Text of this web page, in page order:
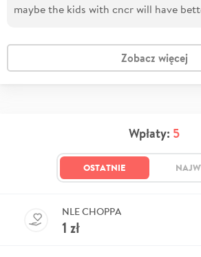
maybe the kids with cncr will have
Zobacz więcej
Wpłaty: 5
OSTATNIE
NLE CHOPPA
1 zł